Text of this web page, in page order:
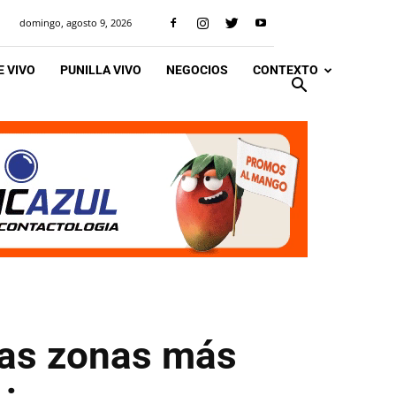
domingo, agosto 9, 2026
VIVO PUNILLA VIVO NEGOCIOS CONTEXTO
zonas más